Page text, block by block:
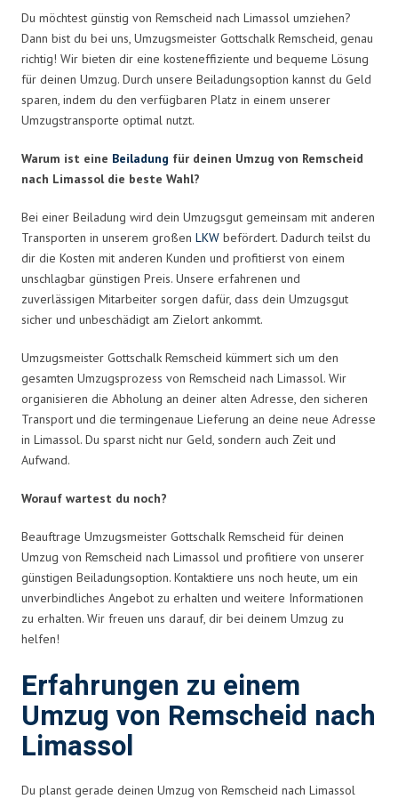
Du möchtest günstig von Remscheid nach Limassol umziehen?
Dann bist du bei uns, Umzugsmeister Gottschalk Remscheid, genau
richtig! Wir bieten dir eine kosteneffiziente und bequeme Lösung
für deinen Umzug. Durch unsere Beiladungsoption kannst du Geld
sparen, indem du den verfügbaren Platz in einem unserer
Umzugstransporte optimal nutzt.
Warum ist eine Beiladung für deinen Umzug von Remscheid
nach Limassol die beste Wahl?
Bei einer Beiladung wird dein Umzugsgut gemeinsam mit anderen
Transporten in unserem großen LKW befördert. Dadurch teilst du
dir die Kosten mit anderen Kunden und profitierst von einem
unschlagbar günstigen Preis. Unsere erfahrenen und
zuverlässigen Mitarbeiter sorgen dafür, dass dein Umzugsgut
sicher und unbeschädigt am Zielort ankommt.
Umzugsmeister Gottschalk Remscheid kümmert sich um den
gesamten Umzugsprozess von Remscheid nach Limassol. Wir
organisieren die Abholung an deiner alten Adresse, den sicheren
Transport und die termingenaue Lieferung an deine neue Adresse
in Limassol. Du sparst nicht nur Geld, sondern auch Zeit und
Aufwand.
Worauf wartest du noch?
Beauftrage Umzugsmeister Gottschalk Remscheid für deinen
Umzug von Remscheid nach Limassol und profitiere von unserer
günstigen Beiladungsoption. Kontaktiere uns noch heute, um ein
unverbindliches Angebot zu erhalten und weitere Informationen
zu erhalten. Wir freuen uns darauf, dir bei deinem Umzug zu
helfen!
Erfahrungen zu einem
Umzug von Remscheid nach
Limassol
Du planst gerade deinen Umzug von Remscheid nach Limassol